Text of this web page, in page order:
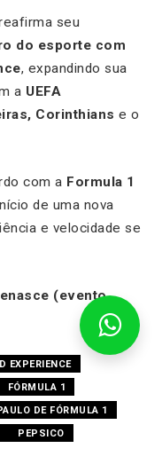
seu
do esporte com
, expandindo sua
a UEFA
Corinthians e o
com a Formula 1
de uma nova
e velocidade se
(evento
EXPERIENCE
FÓRMULA 1
DE FÓRMULA 1
PEPSICO